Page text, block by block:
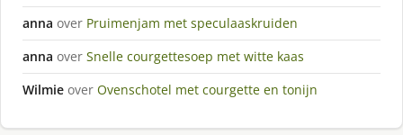
anna over Pruimenjam met speculaaskruiden
anna over Snelle courgettesoep met witte kaas
Wilmie over Ovenschotel met courgette en tonijn